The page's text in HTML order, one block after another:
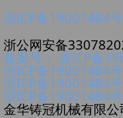
浙ICP备19001484号
浙公网安备
备案号： 浙ICP备
浙ICP备19001484
浙ICP备19001484
浙ICP备19001484
金华铸冠机械有限公